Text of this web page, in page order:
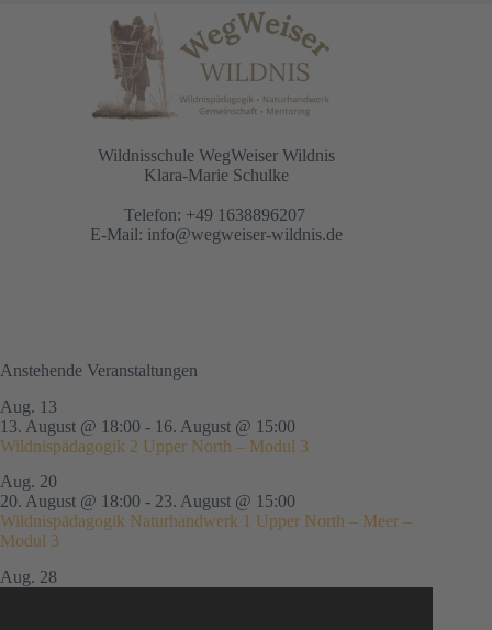
Wildnisschule WegWeiser Wildnis
Klara-Marie Schulke
Telefon: +49 1638896207
E-Mail: info@wegweiser-wildnis.de
Anstehende Veranstaltungen
Aug. 13
13. August @ 18:00 - 16. August @ 15:00
Wildnispädagogik 2 Upper North – Modul 3
Aug. 20
20. August @ 18:00 - 23. August @ 15:00
Wildnispädagogik Naturhandwerk 1 Upper North – Meer –
Modul 3
Aug. 28